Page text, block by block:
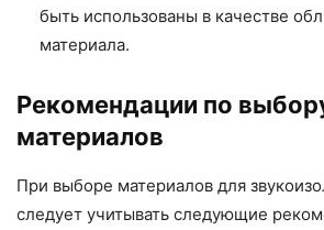
быть использованы в качестве
материала.
Рекомендации по
материалов
При выборе материалов для
следует учитывать следующие